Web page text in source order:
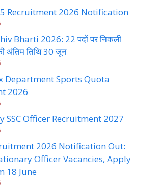
5 Recruitment 2026 Notification
Bharti 2026: 22 पदों पर निकली
अंतिम तिथि 30 जून
Department Sports Quota
2026
SSC Officer Recruitment 2027
2026 Notification Out:
Officer Vacancies, Apply
18 June